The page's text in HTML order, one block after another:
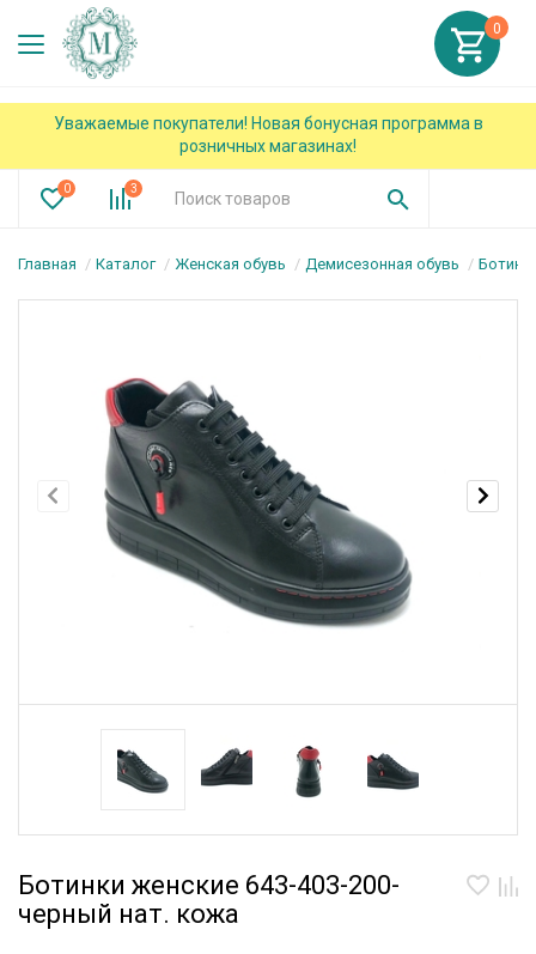
Уважаемые покупатели! Новая бонусная программа в
розничных магазинах!
0 3
0
Главная Каталог Женская обувь Демисезонная обувь
Ботинки женские 643-403-200-
черный нат. кожа